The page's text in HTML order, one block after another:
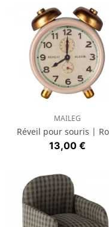
MAILEG
Réveil pour souris |
Prix
13,00 €